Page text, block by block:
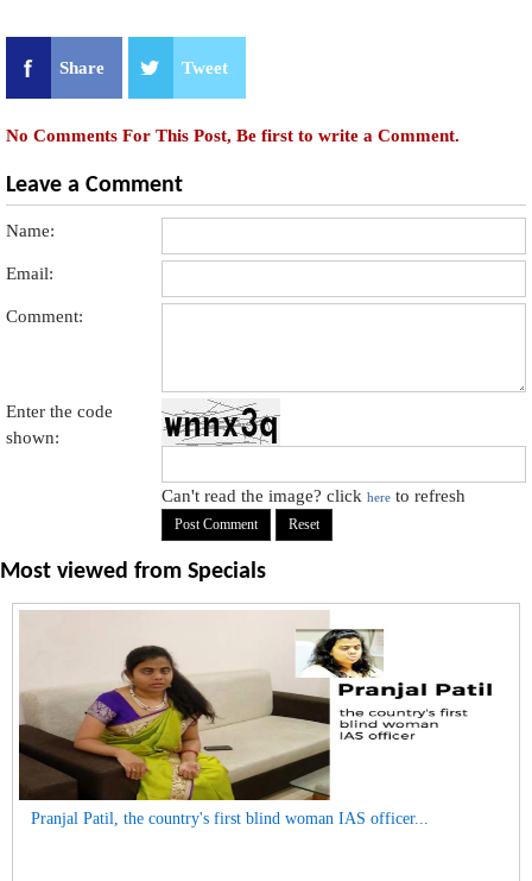
Share Tweet
No Comments For This Post, Be first to write a Comment.
Leave a Comment
Name:
Email:
Comment:
Enter the code
shown:
Can't read the image? clickhere to refresh
Most viewed from Specials
Pranjal Patil, the country's first blind woman IAS officer...